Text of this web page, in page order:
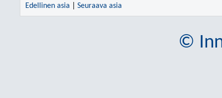
Edellinen asia Seuraava asia
©